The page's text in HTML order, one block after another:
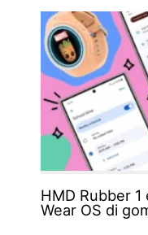
HMD Rubber
Wear OS di